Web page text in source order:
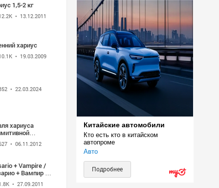
1,5-2 кг
• 13.12.2011
хариус
• 19.03.2009
• 22.03.2024
хариуса
азы. -
• 06.11.2012
+ Vampire /
+ Вампир (1
6 серия
• 27.09.2011
Китайские автомобили
Кто есть кто в китайском
автопроме
Авто
Подробнее